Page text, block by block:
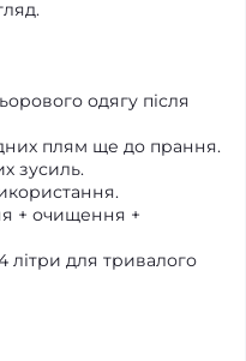
одягу після
плям ще до прання.
зусиль.
+ очищення +
для тривалого